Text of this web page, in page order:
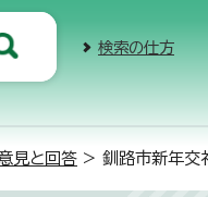
検索の仕方
見と回答 > 釧路市新年交